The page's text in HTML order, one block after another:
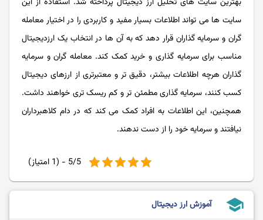
سایت ها می تواند اطلاعات بسیار مفید و کاربردی را در اختیار معامله
گران و سرمایه گذاران قرار دهد که به آن ها در انتخاب یک ارزدیجیتال
مناسب برای سرمایه گذاری و خرید کمک کند. معامله گران و سرمایه
گذاران هرچه اطلاعات بیشتر، دقیق تر و معتبرتری از ارزهای دیجیتال
کسب کنند، سرمایه گذاری مطمئن تر و کم ریسک تری خواهند داشت.
همچنین، این اطلاعات به افراد کمک می کند که در دام کلاهبرداران
نیافتند و سرمایه خود را از دست ندهند.
5/5 - (1 امتیاز)
school آموزش ارز دیجیتال